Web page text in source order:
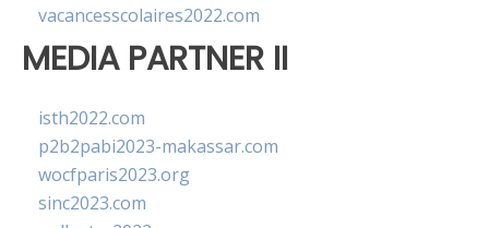
vacancesscolaires2022.com
MEDIA PARTNER II
isth2022.com
p2b2pabi2023-makassar.com
wocfparis2023.org
sinc2023.com